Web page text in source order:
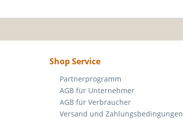
Shop Service
Partnerprogramm
AGB für Unternehmer
AGB für Verbraucher
Versand und Zahlungsbedingungen